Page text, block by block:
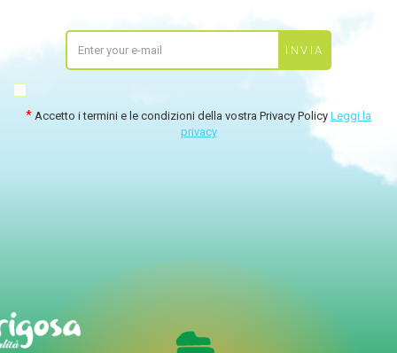
Accetto i termini e le condizioni della vostra Privacy Policy Leggi la
privacy